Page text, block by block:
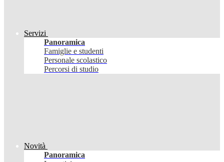
Servizi
Panoramica
Famiglie e studenti
Personale scolastico
Percorsi di studio
Novità
Panoramica